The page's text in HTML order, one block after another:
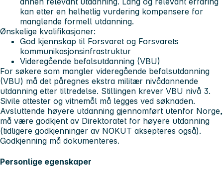
kan etter en helhetlig vurdering kompensere for
manglende formell utdanning.
Ønskelige kvalifikasjoner:
God kjennskap til Forsvaret og Forsvarets
kommunikasjonsinfrastruktur
Videregående befalsutdanning (VBU)
For søkere som mangler videregående befalsutdanning
(VBU) må det påregnes ekstra militær nivådannende
utdanning etter tiltredelse. Stillingen krever VBU nivå 3.
Sivile attester og vitnemål må legges ved søknaden.
Avsluttende høyere utdanning gjennomført utenfor Norge,
må være godkjent av Direktoratet for høyere utdanning
(tidligere godkjenninger av NOKUT aksepteres også).
Godkjenning må dokumenteres.
Personlige egenskaper